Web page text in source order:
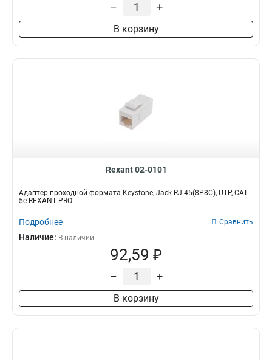
– +
В корзину
Rexant 02-0101
Адаптер проходной формата Keystone, Jack RJ-45(8P8C), UTP, CAT
5e REXANT PRO
Подробнее Сравнить
Наличие: В наличии
92,59 ₽
– +
В корзину